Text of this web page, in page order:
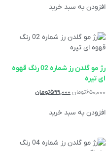
افزودن به سبد خرید
رژ مو گلدن رز شماره 02 رنگ قهوه
ای تیره
۶۵۰,۰۰۰تومان ۵۹۹,۰۰۰تومان
افزودن به سبد خرید